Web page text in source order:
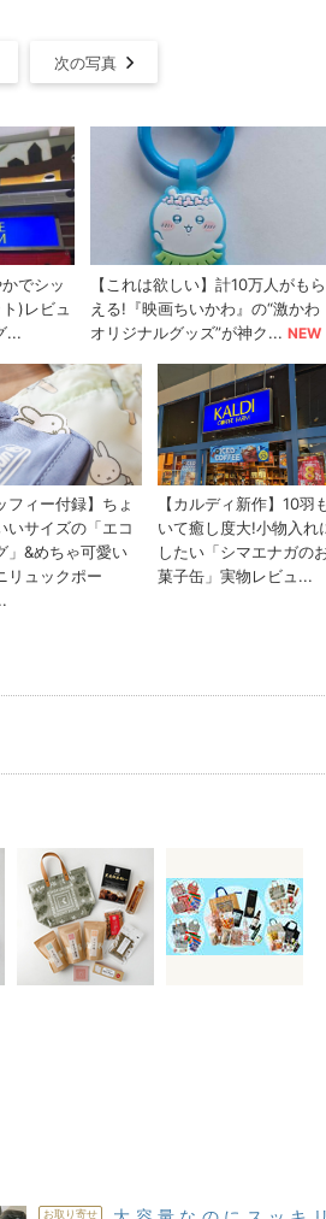
次の写真
お取り寄せ